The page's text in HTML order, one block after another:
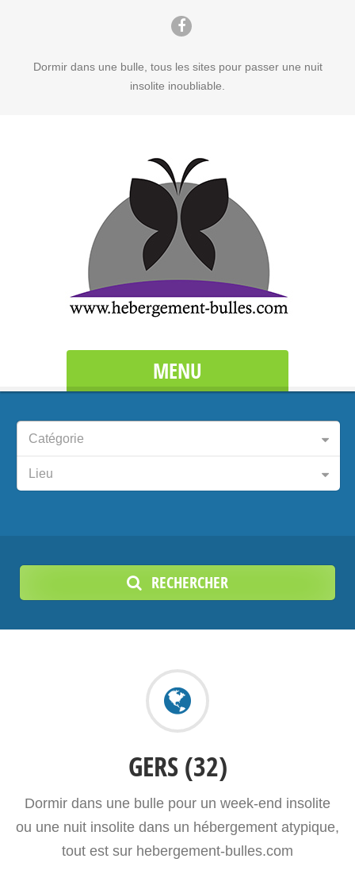
Dormir dans une bulle, tous les sites pour passer une nuit
insolite inoubliable.
MENU
Catégorie
Lieu
RECHERCHER
GERS (32)
Dormir dans une bulle pour un week-end insolite
ou une nuit insolite dans un hébergement atypique,
tout est sur hebergement-bulles.com